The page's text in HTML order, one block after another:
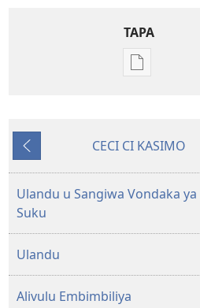
TAPA
Publication
li
Epongoluilo
Konyima
CECI CI KASIMO
Ulandu u Sangiwa Vondaka ya
Suku
Ulandu
Alivulu Embimbiliya